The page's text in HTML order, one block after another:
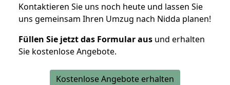
Kontaktieren Sie uns noch heute und lassen Sie
uns gemeinsam Ihren Umzug nach Nidda planen!
Füllen Sie jetzt das Formular aus und erhalten
Sie kostenlose Angebote.
Kostenlose Angebote erhalten